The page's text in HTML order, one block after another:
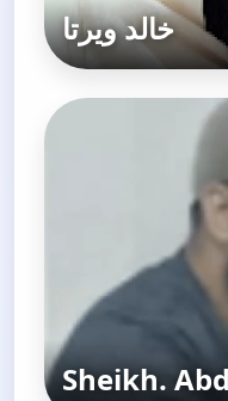
خالد ويرتا
Sheikh.